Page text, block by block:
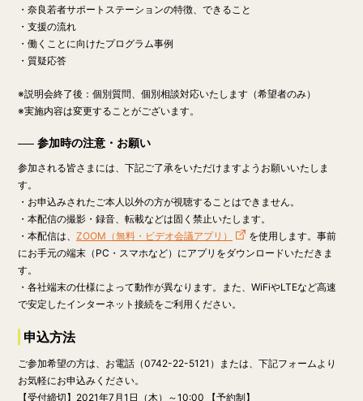
・奈良若者サポートステーションの特徴、できること
・支援の流れ
・働くことに向けたプログラム事例
・質疑応答
※説明会終了後：個別質問、個別相談対応いたします（希望者のみ）
※実施内容は変更することがございます。
参加時の注意・お願い
参加される皆さまには、下記ご了承をいただけますようお願いいたしま
す。
・お申込みされたご本人以外の方が視聴することはできません。
・本配信の撮影・録音、転載などは固く禁止いたします。
・本配信は、 ZOOM（無料・ビデオ会議アプリ）
を使用します。事前
にお手元の端末（PC・スマホなど）にアプリをダウンロードいただきま
す。
・各社端末の仕様によって動作が異なります。また、WiFiやLTEなど高速
で安定したインターネット接続をご利用ください。
申込方法
ご参加希望の方は、お電話（0742-22-5121）または、下記フォームより
お気軽にお申込みください。
【受付締切】 2021年7月1日（木）～10:00 【予約制】